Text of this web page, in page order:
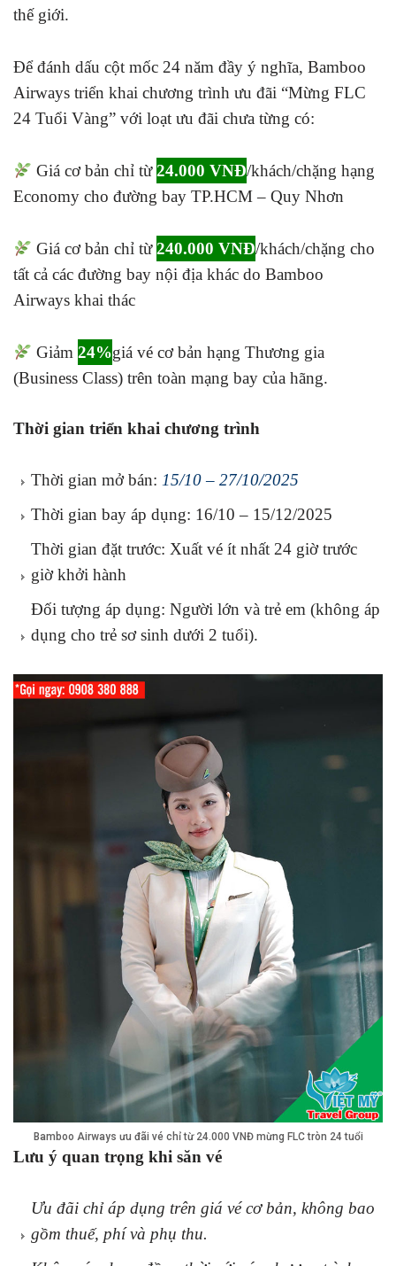
thế giới.
Để đánh dấu cột mốc 24 năm đầy ý nghĩa, Bamboo
Airways triển khai chương trình ưu đãi “Mừng FLC
24 Tuổi Vàng” với loạt ưu đãi chưa từng có:
Giá cơ bản chỉ từ24.000 VNĐ/khách/chặng hạng
Economy cho đường bay TP.HCM – Quy Nhơn
Giá cơ bản chỉ từ240.000 VNĐ/khách/chặng cho
tất cả các đường bay nội địa khác do Bamboo
Airways khai thác
Giảm24%giá vé cơ bản hạng Thương gia
(Business Class) trên toàn mạng bay của hãng.
Thời gian triển khai chương trình
Thời gian mở bán: 15/10 – 27/10/2025
Thời gian bay áp dụng: 16/10 – 15/12/2025
Thời gian đặt trước: Xuất vé ít nhất 24 giờ trước
giờ khởi hành
Đối tượng áp dụng: Người lớn và trẻ em (không áp
dụng cho trẻ sơ sinh dưới 2 tuổi).
Bamboo Airways ưu đãi vé chỉ từ 24.000 VNĐ mừng FLC tròn 24 tuổi
Lưu ý quan trọng khi săn vé
Ưu đãi chỉ áp dụng trên giá vé cơ bản, không bao
gồm thuế, phí và phụ thu.